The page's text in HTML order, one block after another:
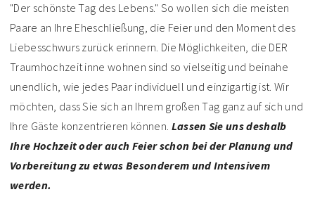
"Der schönste Tag des Lebens." So wollen sich die meisten
Paare an Ihre Eheschließung, die Feier und den Moment des
Liebesschwurs zurück erinnern. Die Möglichkeiten, die DER
Traumhochzeit inne wohnen sind so vielseitig und beinahe
unendlich, wie jedes Paar individuell und einzigartig ist. Wir
möchten, dass Sie sich an Ihrem großen Tag ganz auf sich und
Ihre Gäste konzentrieren können. Lassen Sie uns deshalb
Ihre Hochzeit oder auch Feier schon bei der Planung und
Vorbereitung zu etwas Besonderem und Intensivem
werden.